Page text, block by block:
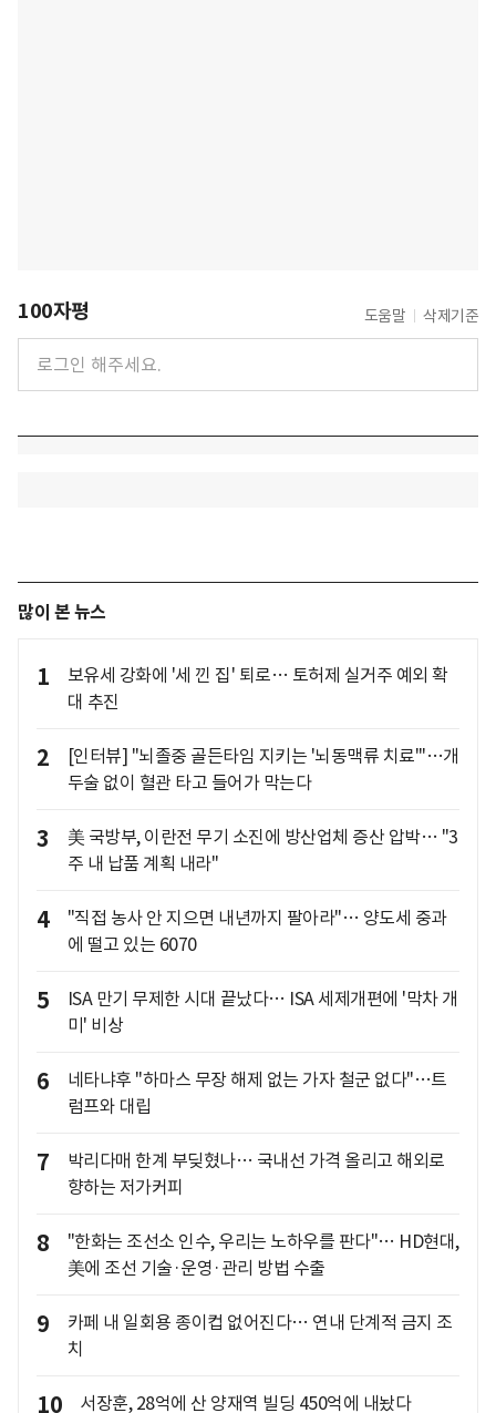
100자평 도움말 삭제기준
많이 본 뉴스
1
보유세 강화에 '세 낀 집' 퇴로… 토허제 실거주 예외 확
대 추진
2
[인터뷰] "뇌졸중 골든타임 지키는 '뇌동맥류 치료'"…개
두술 없이 혈관 타고 들어가 막는다
3
美 국방부, 이란전 무기 소진에 방산업체 증산 압박… "3
주 내 납품 계획 내라"
4
"직접 농사 안 지으면 내년까지 팔아라"… 양도세 중과
에 떨고 있는 6070
5
ISA 만기 무제한 시대 끝났다… ISA 세제개편에 '막차 개
미' 비상
6
네타냐후 "하마스 무장 해제 없는 가자 철군 없다"…트
럼프와 대립
7
박리다매 한계 부딪혔나… 국내선 가격 올리고 해외로
향하는 저가커피
8
"한화는 조선소 인수, 우리는 노하우를 판다"… HD현대,
美에 조선 기술·운영·관리 방법 수출
9
카페 내 일회용 종이컵 없어진다… 연내 단계적 금지 조
치
10 서장훈, 28억에 산 양재역 빌딩 450억에 내놨다